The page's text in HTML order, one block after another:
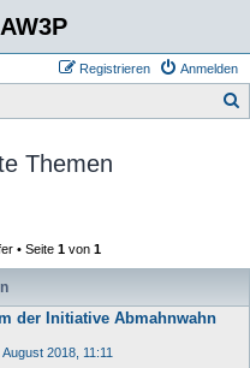
Anmelden
Registrieren
Themen
• Seite 1von 1
der Initiative Abmahnwahn
2018, 11:11